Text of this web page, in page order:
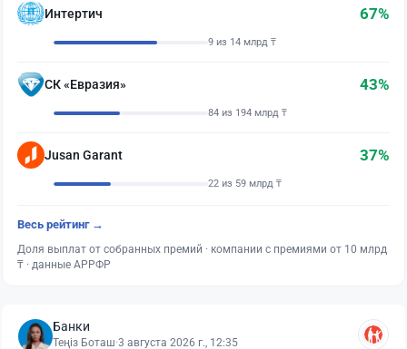
Интертич 67%
9 из 14 млрд ₸
СК «Евразия» 43%
84 из 194 млрд ₸
Jusan Garant 37%
22 из 59 млрд ₸
Весь рейтинг →
Доля выплат от собранных премий · компании с премиями от 10 млрд
₸ · данные АРРФР
Банки
Теңіз Боташ·3 августа 2026 г., 12:35